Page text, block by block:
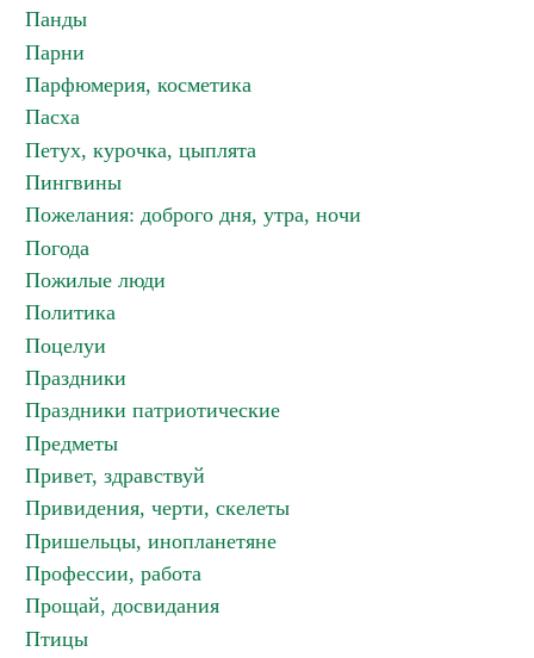
Панды
Парни
Парфюмерия, косметика
Пасха
Петух, курочка, цыплята
Пингвины
Пожелания: доброго дня, утра, ночи
Погода
Пожилые люди
Политика
Поцелуи
Праздники
Праздники патриотические
Предметы
Привет, здравствуй
Привидения, черти, скелеты
Пришельцы, инопланетяне
Профессии, работа
Прощай, досвидания
Птицы